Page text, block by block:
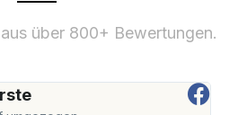
aus über 800+ Bewertungen.